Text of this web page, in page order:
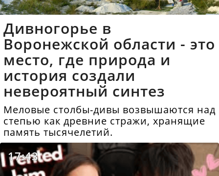
Дивногорье в
Воронежской области - это
место, где природа и
история создали
невероятный синтез
Меловые столбы-дивы возвышаются над
степью как древние стражи, хранящие
память тысячелетий.
17:43